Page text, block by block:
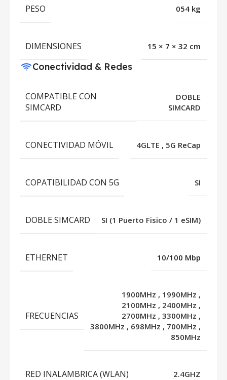
PESO 054 kg
DIMENSIONES 15 × 7 × 32 cm
Conectividad & Redes
COMPATIBLE CON
SIMCARD
DOBLE
SIMCARD
CONECTIVIDAD MÓVIL 4GLTE , 5G ReCap
COPATIBILIDAD CON 5G SI
DOBLE SIMCARD SI (1 Puerto Fisico / 1 eSIM)
ETHERNET 10/100 Mbp
FRECUENCIAS
1900MHz , 1990MHz ,
2100MHz , 2400MHz ,
2700MHz , 3300MHz ,
3800MHz , 698MHz , 700MHz ,
850MHz
RED INALAMBRICA (WLAN) 2.4GHZ